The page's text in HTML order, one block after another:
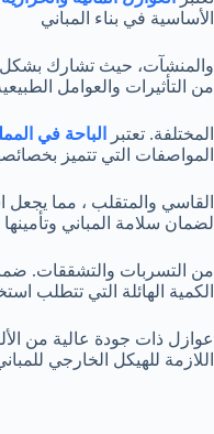
الأساسية في بناء المباني
والمنشآت، حيث تشارك بشكل
من التأثيرات والعوامل
المختلفة. تعتبر الباحة في
المواصفات التي تتميز
القاسي والمتقلب ، مما يجعل
لضمان سلامة المباني وتأمينها
من التسربات والتشققات.
الكمية الهائلة التي تتطلب
عوازل ذات جودة عالية من
اللازمة للهيكل الخارجي